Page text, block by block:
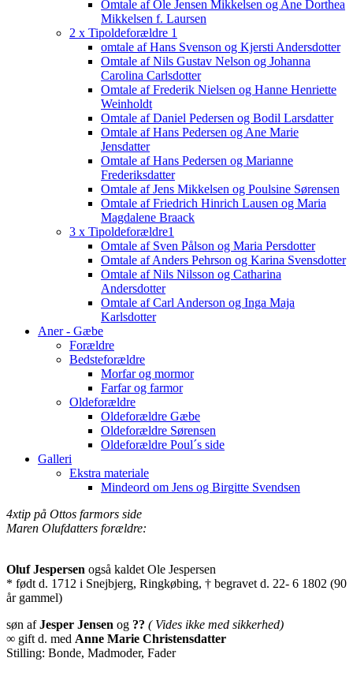
Omtale af Ole Jensen Mikkelsen og Ane Dorthea
Mikkelsen f. Laursen
2 x Tipoldeforældre 1
omtale af Hans Svenson og Kjersti Andersdotter
Omtale af Nils Gustav Nelson og Johanna
Carolina Carlsdotter
Omtale af Frederik Nielsen og Hanne Henriette
Weinholdt
Omtale af Daniel Pedersen og Bodil Larsdatter
Omtale af Hans Pedersen og Ane Marie
Jensdatter
Omtale af Hans Pedersen og Marianne
Frederiksdatter
Omtale af Jens Mikkelsen og Poulsine Sørensen
Omtale af Friedrich Hinrich Lausen og Maria
Magdalene Braack
3 x Tipoldeforældre1
Omtale af Sven Pålson og Maria Persdotter
Omtale af Anders Pehrson og Karina Svensdotter
Omtale af Nils Nilsson og Catharina
Andersdotter
Omtale af Carl Anderson og Inga Maja
Karlsdotter
Aner - Gæbe
Forældre
Bedsteforældre
Morfar og mormor
Farfar og farmor
Oldeforældre
Oldeforældre Gæbe
Oldeforældre Sørensen
Oldeforældre Poul´s side
Galleri
Ekstra materiale
Mindeord om Jens og Birgitte Svendsen
4xtip på Ottos farmors side
Maren Olufdatters forældre:
Oluf Jespersen også kaldet Ole Jespersen
* født d. 1712 i Snejbjerg, Ringkøbing, † begravet d. 22- 6 1802 (90
år gammel)
søn afJesper Jensen og ?? ( Vides ikke med sikkerhed)
∞ gift d. med Anne Marie Christensdatter
Stilling: Bonde, Madmoder, Fader